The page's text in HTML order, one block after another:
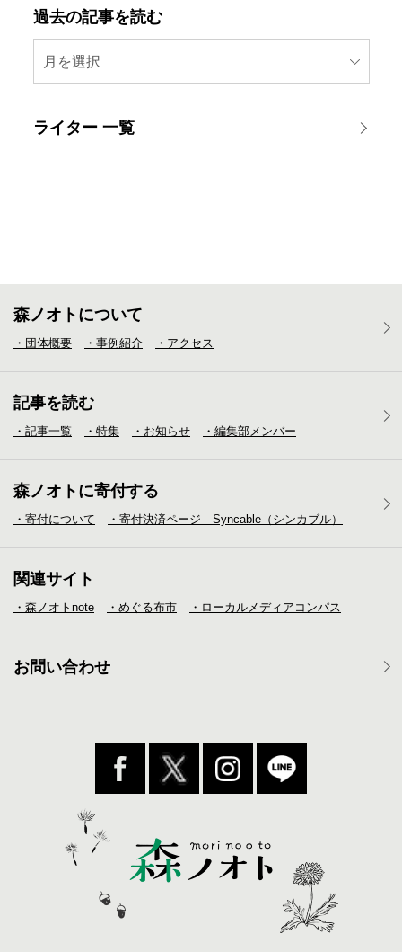
過去の記事を読む
月を選択
ライター 一覧
森ノオトについて
・団体概要 ・事例紹介 ・アクセス
記事を読む
・記事一覧 ・特集 ・お知らせ ・編集部メンバー
森ノオトに寄付する
・寄付について ・寄付決済ページ Syncable（シンカブル）
関連サイト
・森ノオトnote ・めぐる布市 ・ローカルメディア コンパス
お問い合わせ